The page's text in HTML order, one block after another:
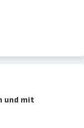
und mit